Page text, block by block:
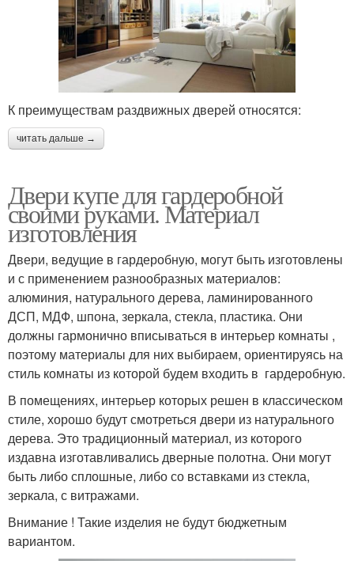
К преимуществам раздвижных дверей относятся:
читать дальше →
Двери купе для гардеробной
своими руками. Материал
изготовления
Двери, ведущие в гардеробную, могут быть изготовлены
и с применением разнообразных материалов:
алюминия, натурального дерева, ламинированного
ДСП, МДФ, шпона, зеркала, стекла, пластика. Они
должны гармонично вписываться в интерьер комнаты ,
поэтому материалы для них выбираем, ориентируясь на
стиль комнаты из которой будем входить в гардеробную.
В помещениях, интерьер которых решен в классическом
стиле, хорошо будут смотреться двери из натурального
дерева. Это традиционный материал, из которого
издавна изготавливались дверные полотна. Они могут
быть либо сплошные, либо со вставками из стекла,
зеркала, с витражами.
Внимание ! Такие изделия не будут бюджетным
вариантом.